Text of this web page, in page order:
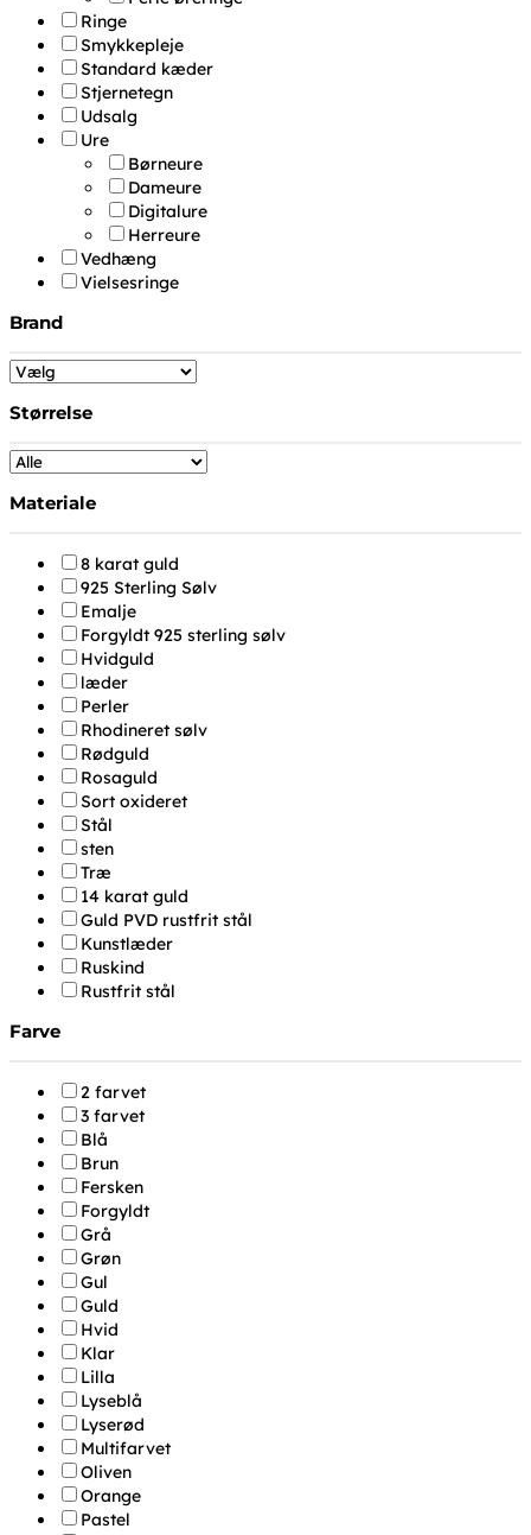
Ringe
Smykkepleje
Standard kæder
Stjernetegn
Udsalg
Ure
Børneure
Dameure
Digitalure
Herreure
Vedhæng
Vielsesringe
Brand
Størrelse
Materiale
8 karat guld
925 Sterling Sølv
Emalje
Forgyldt 925 sterling sølv
Hvidguld
læder
Perler
Rhodineret sølv
Rødguld
Rosaguld
Sort oxideret
Stål
sten
Træ
14 karat guld
Guld PVD rustfrit stål
Kunstlæder
Ruskind
Rustfrit stål
Farve
2 farvet
3 farvet
Blå
Brun
Fersken
Forgyldt
Grå
Grøn
Gul
Guld
Hvid
Klar
Lilla
Lyseblå
Lyserød
Multifarvet
Oliven
Orange
Pastel